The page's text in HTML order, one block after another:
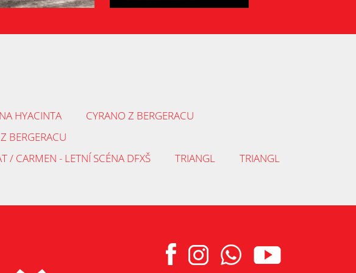
HYACINTA
CYRANO Z BERGERACU
BERGERACU
/ CARMEN - LETNÍ SCÉNA DFXŠ
TRIANGL TRIANGL